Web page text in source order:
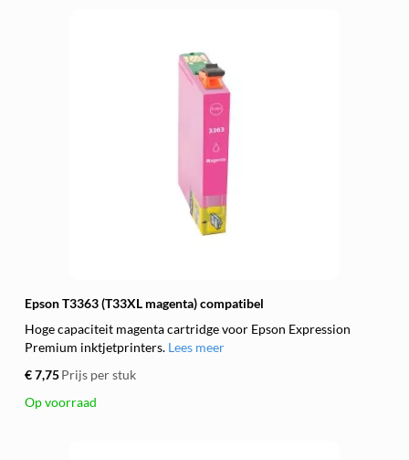
Epson T3363 (T33XL magenta) compatibel
Hoge capaciteit magenta cartridge voor Epson Expression
Premium inktjetprinters. Lees meer
€ 7,75Prijs per stuk
Op voorraad